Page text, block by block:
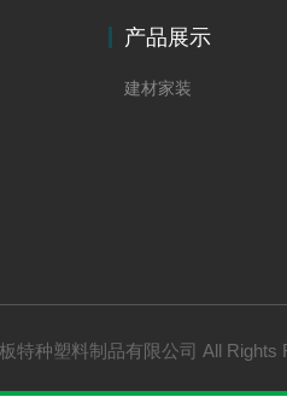
产品展示
建材家装
特种塑料制品有限公司 All